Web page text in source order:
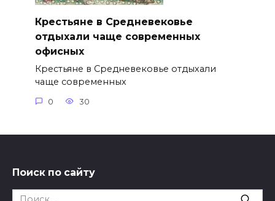
Крестьяне в Средневековье
отдыхали чаще современных
офисных
Крестьяне в Средневековье отдыхали
чаще современных
0 30
Поиск по сайту
Search